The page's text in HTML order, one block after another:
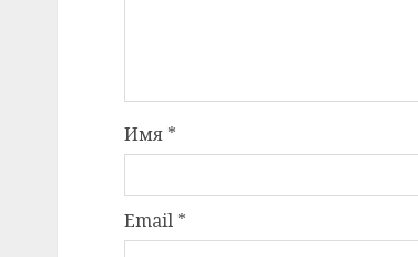
Имя *
Email *